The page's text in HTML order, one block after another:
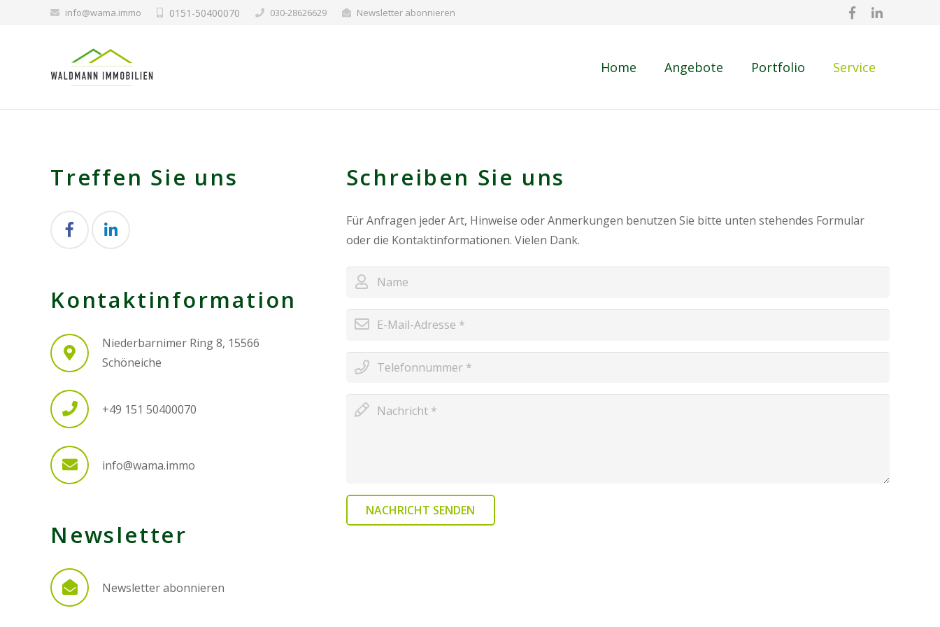
info@wama.immo 0151-50400070 030-28626629 Newsletter abonnieren
Home Angebote Portfolio Service
Treffen Sie uns
Kontaktinformation
Niederbarnimer Ring 8, 15566
Schöneiche
+49 151 50400070
info@wama.immo
Newsletter
Newsletter abonnieren
Schreiben Sie uns
Für Anfragen jeder Art, Hinweise oder Anmerkungen benutzen Sie bitte unten stehendes Formular
oder die Kontaktinformationen. Vielen Dank.
NACHRICHT SENDEN